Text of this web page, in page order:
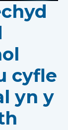
cyfle
yn y